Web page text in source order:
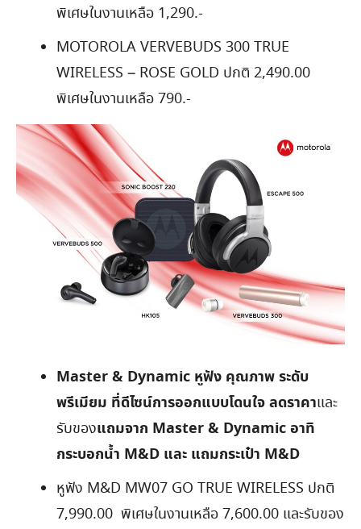
พิเศษในงานเหลือ 1,290.-
MOTOROLA VERVEBUDS 300 TRUE
WIRELESS – ROSE GOLD ปกติ 2,490.00
พิเศษในงานเหลือ 790.-
Master & Dynamic หูฟัง คุณภาพ ระดับ
พรีเมียม ที่ดีไซน์การออกแบบโดนใจ ลดราคาและ
รับของแถมจาก Master & Dynamic อาทิ
กระบอกน้ำ M&D และ แถมกระเป๋า M&D
หูฟัง M&D MW07 GO TRUE WIRELESS ปกติ
7,990.00 พิเศษในงานเหลือ 7,600.00 และรับของ